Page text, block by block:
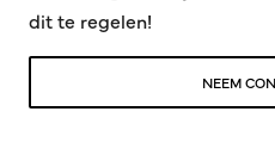
dit te regelen!
NEEM